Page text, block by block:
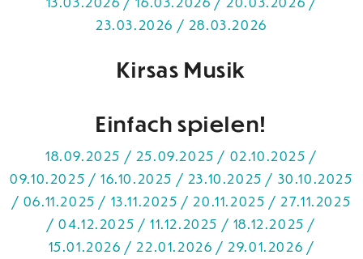
23.03.2026 / 28.03.2026
Kirsas Musik
Einfach spielen!
18.09.2025 / 25.09.2025 / 02.10.2025 /
09.10.2025 / 16.10.2025 / 23.10.2025 / 30.10.2025
/ 06.11.2025 / 13.11.2025 / 20.11.2025 / 27.11.2025
/ 04.12.2025 / 11.12.2025 / 18.12.2025 /
15.01.2026 / 22.01.2026 / 29.01.2026 /